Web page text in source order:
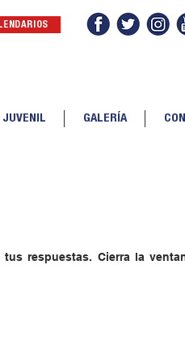
JUVENIL GALERÍA
respuestas. Cierra la